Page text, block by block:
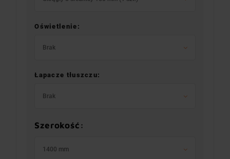
Oświetlenie:
Brak
Łapacze tłuszczu:
Brak
Szerokość:
1400 mm